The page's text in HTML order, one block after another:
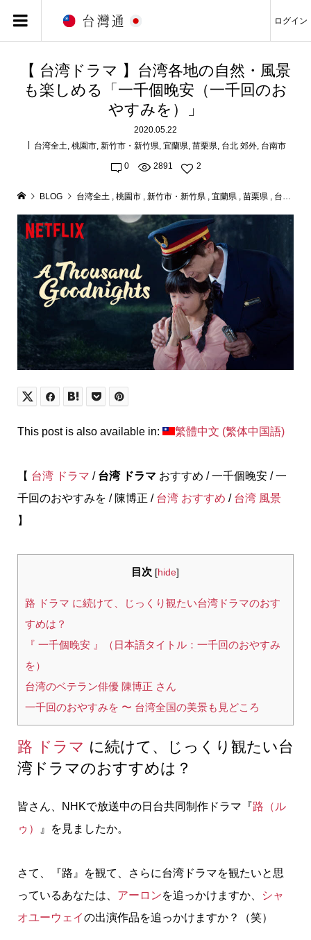
ログイン
【 台湾ドラマ 】台湾各地の自然・風景
も楽しめる「一千個晚安（一千回のお
やすみを）」
2020.05.22
台湾全土, 桃園市, 新竹市・新竹県, 宜蘭県, 苗栗県, 台北 郊外, 台南市
0 2891 2
BLOG 台湾全土 , 桃園市 , 新竹市・新竹県 , 宜蘭県 , 苗栗県 , 台北 郊外
This post is also available in: 繁體中文 (繁体中国語)
【 台湾 ドラマ / 台湾 ドラマ おすすめ / 一千個晚安 / 一
千回のおやすみを / 陳博正 / 台湾 おすすめ / 台湾 風景
】
目次 [hide]
路 ドラマ に続けて、じっくり観たい台湾ドラマのおす
すめは？
『 一千個晚安 』（日本語タイトル：一千回のおやすみ
を）
台湾のベテラン俳優 陳博正 さん
一千回のおやすみを 〜 台湾全国の美景も見どころ
路 ドラマ に続けて、じっくり観たい台
湾ドラマのおすすめは？
皆さん、NHKで放送中の日台共同制作ドラマ『路（ル
ゥ）
』を見ましたか。
さて、『路』を観て、さらに台湾ドラマを観たいと思
っているあなたは、 アーロンを追っかけますか、
シャ
オユーウェイの出演作品を追っかけますか？（笑）